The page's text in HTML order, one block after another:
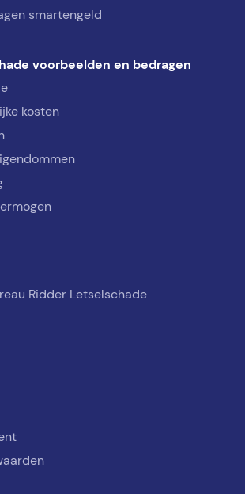
smartengeld
voorbeelden en bedragen
kosten
Ridder Letselschade